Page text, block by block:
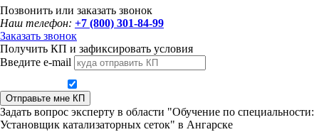
Позвонить или заказать звонок
Наш телефон: +7 (800) 301-84-99
Заказать звонок
Получить КП и зафиксировать условия
Введите e-mail
Отправьте мне КП
Задать вопрос эксперту в области "Обучение по специальности:
Установщик катализаторных сеток" в Ангарске